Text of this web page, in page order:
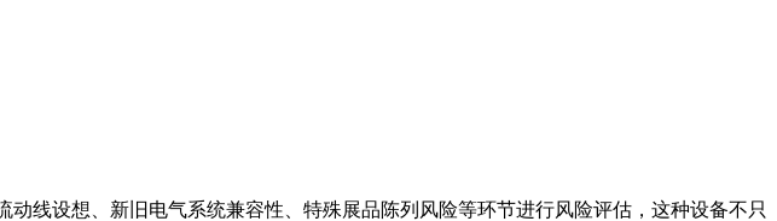
设想、新旧电气系统兼容性、特殊展品陈列风险等环节进行风险评估，这种设备不只